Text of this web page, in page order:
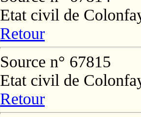
Etat civil de
Retour
Source n° 67815
Etat civil de
Retour